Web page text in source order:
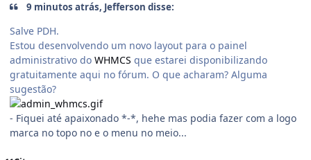
9 minutos atrás, Jefferson disse:
Salve PDH.
Estou desenvolvendo um novo layout para o painel
administrativo do WHMCS que estarei disponibilizando
gratuitamente aqui no fórum. O que acharam? Alguma
sugestão?
- Fiquei até apaixonado *-*, hehe mas podia fazer com a logo
marca no topo no e o menu no meio...